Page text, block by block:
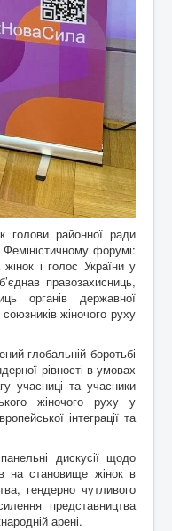
районної ради
форумі:
і голос України у
правозахисниць,
органів державної
жіночого руху
глобальній боротьбі
рівності в умовах
учасниці та учасники
жіночого руху у
інтеграції та
дискусії щодо
на становище жінок в
гендерно чутливого
представництва
арені.